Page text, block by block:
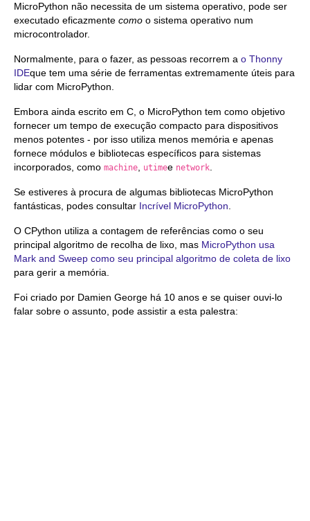
MicroPython não necessita de um sistema operativo, pode ser
executado eficazmente como o sistema operativo num
microcontrolador.
Normalmente, para o fazer, as pessoas recorrem a o Thonny
IDEque tem uma série de ferramentas extremamente úteis para
lidar com MicroPython.
Embora ainda escrito em C, o MicroPython tem como objetivo
fornecer um tempo de execução compacto para dispositivos
menos potentes - por isso utiliza menos memória e apenas
fornece módulos e bibliotecas específicos para sistemas
incorporados, como machine, utimee network.
Se estiveres à procura de algumas bibliotecas MicroPython
fantásticas, podes consultar Incrível MicroPython.
O CPython utiliza a contagem de referências como o seu
principal algoritmo de recolha de lixo, mas MicroPython usa
Mark and Sweep como seu principal algoritmo de coleta de lixo
para gerir a memória.
Foi criado por Damien George há 10 anos e se quiser ouvi-lo
falar sobre o assunto, pode assistir a esta palestra: